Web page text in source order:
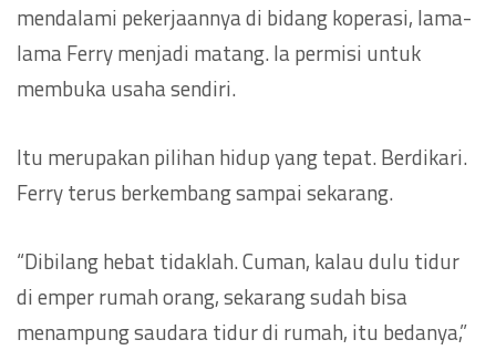
mendalami pekerjaannya di bidang koperasi, lama-
lama Ferry menjadi matang. Ia permisi untuk
membuka usaha sendiri.
Itu merupakan pilihan hidup yang tepat. Berdikari.
Ferry terus berkembang sampai sekarang.
“Dibilang hebat tidaklah. Cuman, kalau dulu tidur
di emper rumah orang, sekarang sudah bisa
menampung saudara tidur di rumah, itu bedanya,”